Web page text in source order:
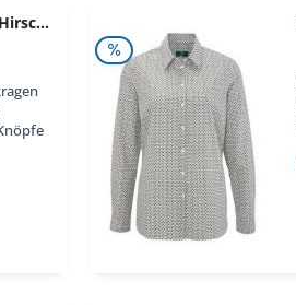
Trachtenhemd Gauerstadt weiß grau Hirschmotive...